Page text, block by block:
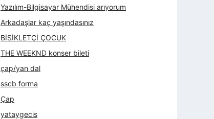
Yazılım-Bilgisayar Mühendisi arıyorum
Arkadaşlar kaç yaşındasınız
BİSİKLETÇİ ÇOCUK
THE WEEKND konser bileti
çap/yan dal
sscb forma
Çap
yataygecis